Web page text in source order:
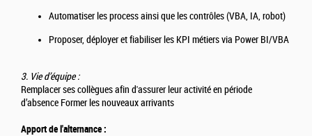
Automatiser les process ainsi que les contrôles (VBA, IA, robot)
Proposer, déployer et fiabiliser les KPI métiers via Power BI/VBA
3. Vie d’équipe :
Remplacer ses collègues afin d'assurer leur activité en période
d’absence Former les nouveaux arrivants
Apport de l'alternance :